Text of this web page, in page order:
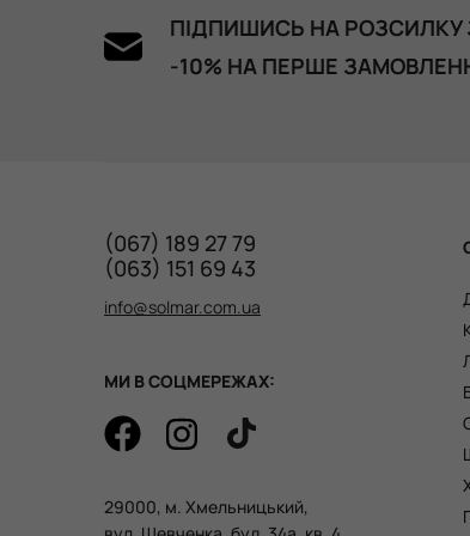
Лляні шорти в кольорі pink 389 грн
ПІДПИШИСЬ НА РОЗСИЛКУ
-10% НА ПЕРШЕ
(067) 189 27 79
(063) 151 69 43
info@solmar.com.ua
МИ В СОЦМЕРЕЖАХ:
29000, м. Хмельницький,